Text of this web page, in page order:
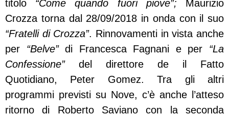
titolo “Come quando fuori piove”; Maurizio
Crozza torna dal 28/09/2018 in onda con il suo
“Fratelli di Crozza”. Rinnovamenti in vista anche
per “Belve”di Francesca Fagnani e per “La
Confessione”del direttore de il Fatto
Quotidiano, Peter Gomez. Tra gli altri
programmi previsti su Nove, c’è anche l’atteso
ritorno di Roberto Saviano con la seconda